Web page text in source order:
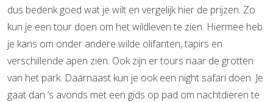
dus bedenk goed wat je wilt en vergelijk hier de prijzen. Zo
kun je een tour doen om het wildleven te zien. Hiermee heb
je kans om onder andere wilde olifanten, tapirs en
verschillende apen zien. Ook zijn er tours naar de grotten
van het park. Daarnaast kun je ook een night safari doen. Je
gaat dan ‘s avonds met een gids op pad om nachtdieren te